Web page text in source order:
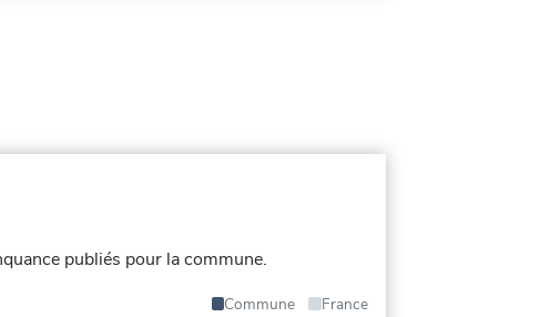
publiés pour la commune.
Commune
France